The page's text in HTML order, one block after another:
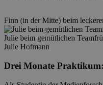
Finn (in der Mitte) beim
Julie beim gemütlichen
Julie Hofmann
Drei Monate